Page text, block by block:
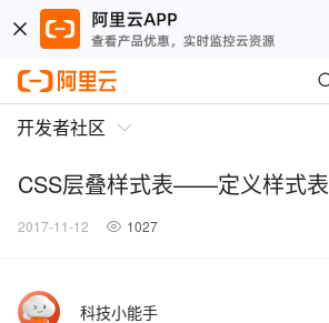
开发者社区
CSS层叠样式表——定义样式表
2017-11-12 1027
科技小能手